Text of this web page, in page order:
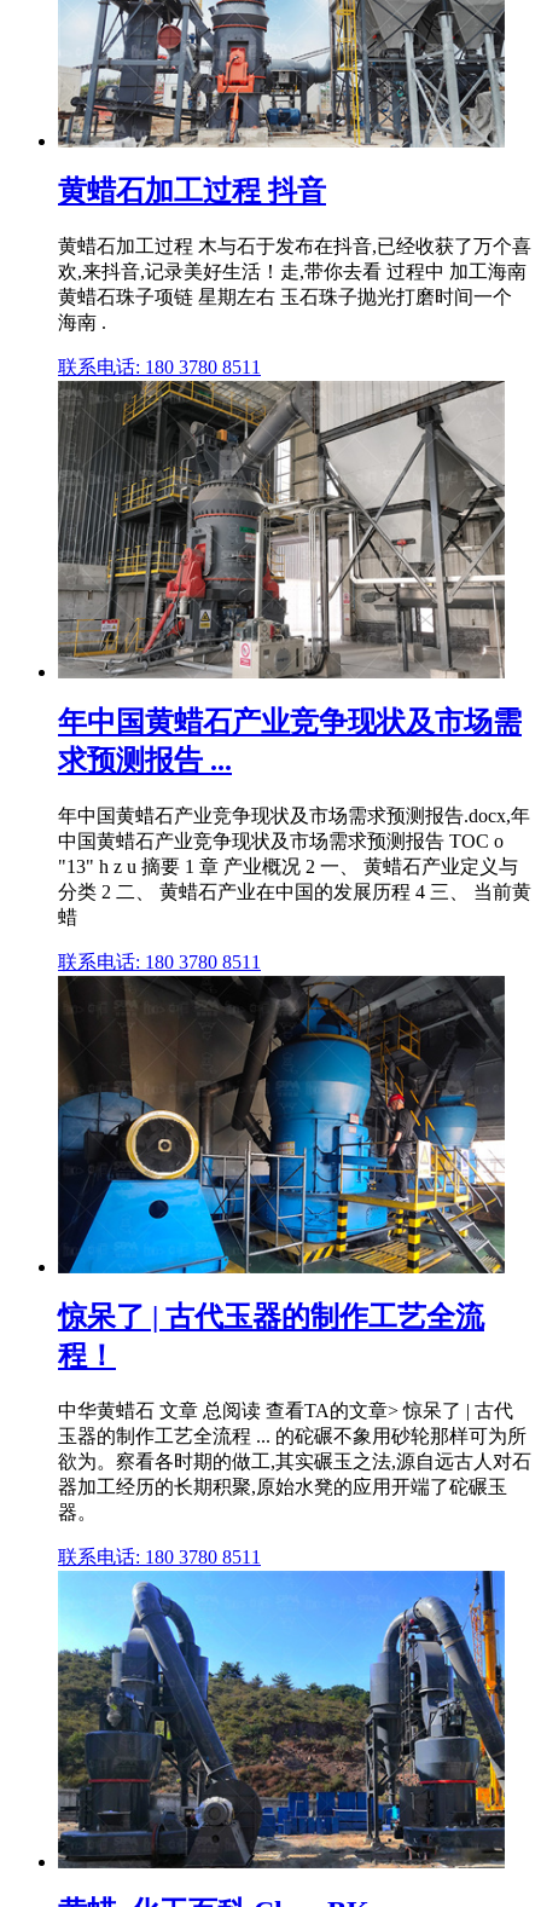
黄蜡石加工过程 抖音
黄蜡石加工过程 木与石于发布在抖音,已经收获了万个喜
欢,来抖音,记录美好生活！走,带你去看 过程中 加工海南
黄蜡石珠子项链 星期左右 玉石珠子抛光打磨时间一个
海南 .
联系电话: 180 3780 8511
年中国黄蜡石产业竞争现状及市场需
求预测报告 ...
年中国黄蜡石产业竞争现状及市场需求预测报告.docx,年
中国黄蜡石产业竞争现状及市场需求预测报告 TOC o
"13" h z u 摘要 1 章 产业概况 2 一、 黄蜡石产业定义与
分类 2 二、 黄蜡石产业在中国的发展历程 4 三、 当前黄
蜡
联系电话: 180 3780 8511
惊呆了 | 古代玉器的制作工艺全流
程！
中华黄蜡石 文章 总阅读 查看TA的文章> 惊呆了 | 古代
玉器的制作工艺全流程 ... 的砣碾不象用砂轮那样可为所
欲为。察看各时期的做工,其实碾玉之法,源自远古人对石
器加工经历的长期积聚,原始水凳的应用开端了砣碾玉
器。
联系电话: 180 3780 8511